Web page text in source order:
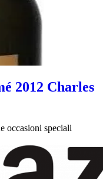
2012 Charles
occasioni speciali